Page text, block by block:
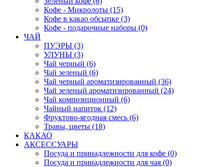
Кофе - Микролоты (15)
Кофе в какао обсыпке (3)
Кофе - подарочные наборы (0)
ЧАЙ
ПУЭРЫ (3)
УЛУНЫ (3)
Чай черный (6)
Чай зеленый (6)
Чай черный ароматизированный (36)
Чай зеленый ароматизированный (24)
Чай композиционный (6)
Чайный напиток (12)
Фруктово-ягодная смесь (6)
Травы, цветы (18)
КАКАО
АКСЕССУАРЫ
Посуда и принадлежности для кофе (0)
Посуда и принадлежности для чая (0)